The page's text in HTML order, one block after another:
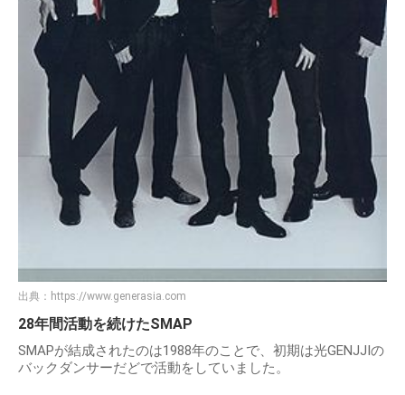
出典： https://www.generasia.com
28年間活動を続けたSMAP
SMAPが結成されたのは1988年のことで、初期は光GENJJIの
バックダンサーだどで活動をしていました。